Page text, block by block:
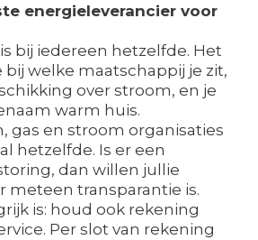
energieleverancier voor
bij iedereen hetzelfde. Het
welke maatschappij je zit,
over stroom, en je
warm huis.
gas en stroom organisaties
hetzelfde. Is er een
dan willen jullie
meteen transparantie is.
is: houd ook rekening
Per slot van rekening